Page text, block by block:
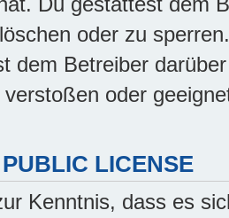
oder zu sperren.
dem Betreiber
oder
LICENSE
Kenntnis, dass es